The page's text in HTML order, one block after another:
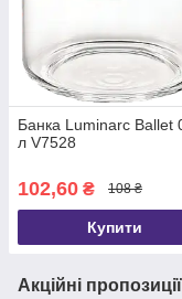
Банка Luminarc Ballet
л V7528
102,60 ₴ 108 ₴
Купити
Акційні